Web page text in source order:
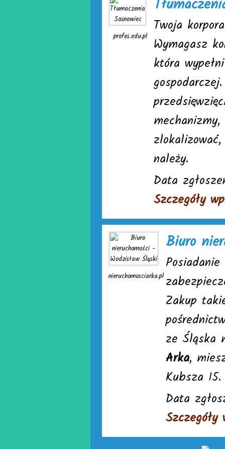
profes.edu.pl
Twoja
Wymagasz
która
należy.
Data
Szczegóły
nieruchomosciarka.pl
Biuro
Zakup
ze Śląska
Arka,
Kubsza 15.
Data
Szczegóły